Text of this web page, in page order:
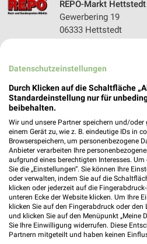
REPO-Markt Hettstedt
Gewerbering 19
06333 Hettstedt
Heute 09:00 - 16:00
18,43 km
REPO-Markt Hettstedt
06333 Hettstedt
Heute 09:00 - 16:00
18,51 km
REPO-Markt
Neue Halberstädter
38889 Blankenburg
Datenschutzeinstellungen
Durch Klicken auf die Schaltfläche
Standardeinstellung nur für
beibehalten.
Wir und unsere Partner speichern und/
einem Gerät zu, wie z. B. eindeutige IDs in
Browserspeichern, um personenbezogene
Anbieter verarbeiten Ihre
aufgrund eines berechtigten Interesses.
Sie die „Einstellungen“. Sie können Ihre
oder verwalten, indem Sie auf die
klicken oder jederzeit auf die
unteren Ecke der Website klicken. Um Ihre
klicken Sie auf den Fingerabdruck oder den
und klicken Sie auf den Menüpunkt „Meine
Sie Ihre Einwilligung widerrufen. Diese
Partnern mitgeteilt und haben keinen